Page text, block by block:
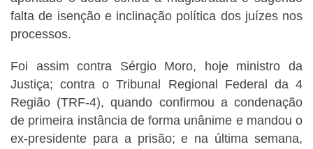
falta de isenção e inclinação política dos juízes nos
processos.
Foi assim contra Sérgio Moro, hoje ministro da
Justiça; contra o Tribunal Regional Federal da 4
Região (TRF-4), quando confirmou a condenação
de primeira instância de forma unânime e mandou o
ex-presidente para a prisão; e na última semana,